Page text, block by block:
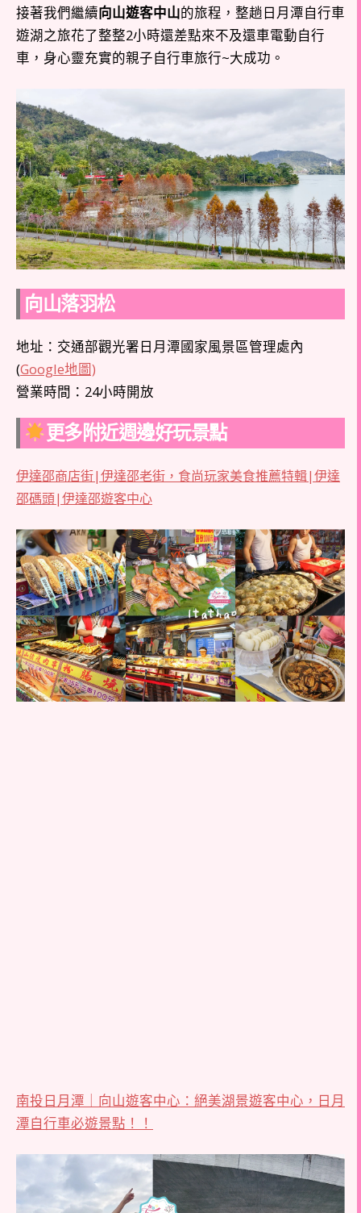
接著我們繼續向山遊客中山的旅程，整趟日月潭自行車
遊湖之旅花了整整2小時還差點來不及還車電動自行
車，身心靈充實的親子自行車旅行~大成功。
向山落羽松
地址：交通部觀光署日月潭國家風景區管理處內
(Google地圖)
營業時間：24小時開放
更多附近週邊好玩景點
伊達邵商店街|伊達邵老街，食尚玩家美食推薦特輯|伊達
邵碼頭|伊達邵遊客中心
南投日月潭｜向山遊客中心：絕美湖景遊客中心，日月
潭自行車必遊景點！！